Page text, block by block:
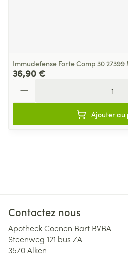
Immudefense Forte Comp 30
36,90 €
Ajouter au
Contactez nous
Apotheek Coenen Bart BVBA
Steenweg 121 bus ZA
3570Alken